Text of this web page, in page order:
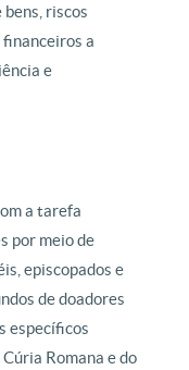
riscos
a
e
a tarefa
por meio de
episcopados e
de doadores
específicos
Romana e do